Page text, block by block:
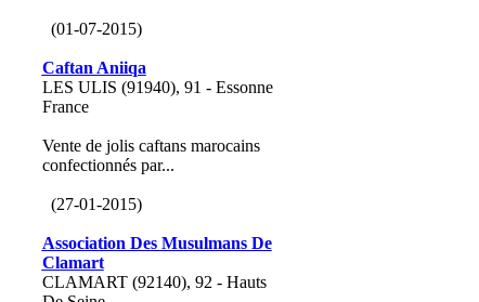
(01-07-2015)
Caftan Aniiqa
LES ULIS (91940), 91 - Essonne
France
Vente de jolis caftans marocains
confectionnés par...
(27-01-2015)
Association Des Musulmans De
Clamart
CLAMART (92140), 92 - Hauts